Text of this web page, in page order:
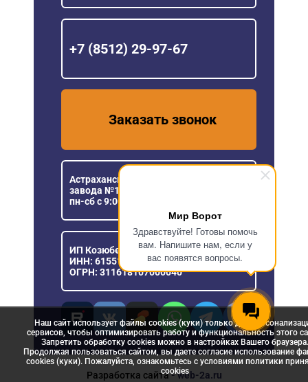
Мир Ворот
Здравствуйте! Готовы помочь
вам. Напишите нам, если у
вас появятся вопросы.
+7 (8512) 29-97-67
Заказать звонок
Астраханская область, пос. Кирпичного
завода №1, ул. Новая, 5
пн-сб с 9:00 до 18:00
ИП Козюберда Денис Александрович
ИНН: 615516030057
ОГРН: 311618107000040
Разработка сайта- web-2a.ru
Наш сайт использует файлы cookies (куки) только для
сервисов, чтобы оптимизировать работу и функциональность этого
Запретить обработку cookies можно в настройках Вашего браузера.
Продолжая пользоваться сайтом, вы даете согласие использование
cookies (куки). Пожалуйста, ознакомьтесь с условиями политики
сookies